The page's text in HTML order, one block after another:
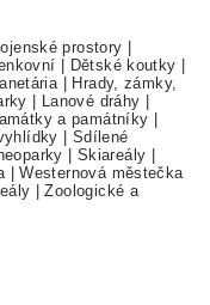
prostory
Dětské koutky
|
Hrady, zámky,
Lanové dráhy
a památníky
Sdílené
Skiareály
|Westernová městečka
|Zoologické a